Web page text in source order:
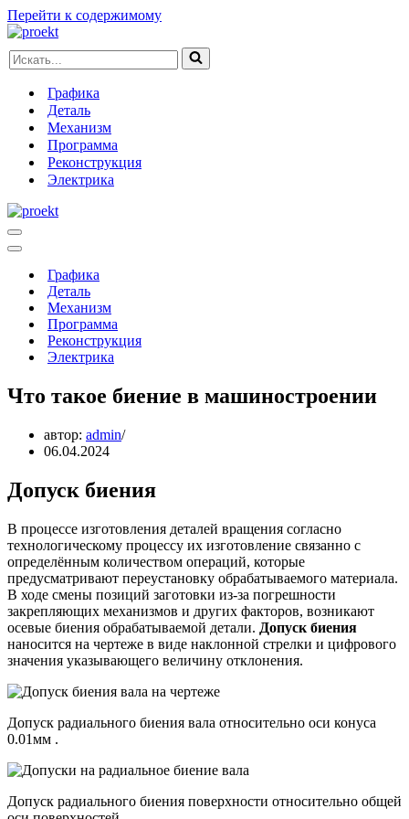
Перейти к содержимому
Искать...
Графика
Деталь
Механизм
Программа
Реконструкция
Электрика
Меню
навигации
Меню
навигацииГрафика
Деталь
Механизм
Программа
Реконструкция
Электрика
Что такое биение в машиностроении
автор: admin
06.04.2024
Допуск биения
В процессе изготовления деталей вращения согласно
технологическому процессу их изготовление связанно с
определённым количеством операций, которые
предусматривают переустановку обрабатываемого материала.
В ходе смены позиций заготовки из-за погрешности
закрепляющих механизмов и других факторов, возникают
осевые биения обрабатываемой детали. Допуск биения
наносится на чертеже в виде наклонной стрелки и цифрового
значения указывающего величину отклонения.
Допуск радиального биения вала относительно оси конуса
0.01мм .
Допуск радиального биения поверхности относительно общей